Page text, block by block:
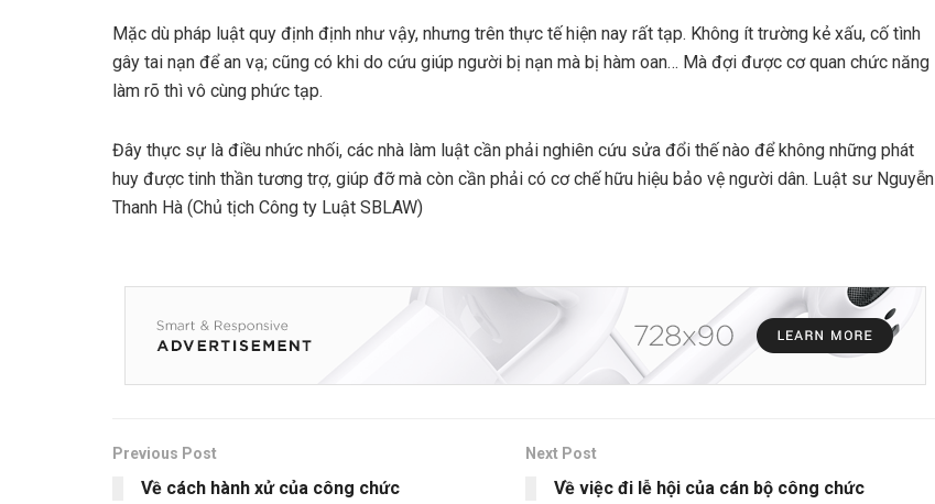
Mặc dù pháp luật quy định định như vậy, nhưng trên thực tế hiện nay rất tạp. Không ít trường kẻ xấu, cố tình
gây tai nạn để an vạ; cũng có khi do cứu giúp người bị nạn mà bị hàm oan… Mà đợi được cơ quan chức năng
làm rõ thì vô cùng phức tạp.
Đây thực sự là điều nhức nhối, các nhà làm luật cần phải nghiên cứu sửa đổi thế nào để không những phát
huy được tinh thần tương trợ, giúp đỡ mà còn cần phải có cơ chế hữu hiệu bảo vệ người dân. Luật sư Nguyễn
Thanh Hà (Chủ tịch Công ty Luật SBLAW)
Previous Post
Về cách hành xử của công chức
Next Post
Về việc đi lễ hội của cán bộ công chức